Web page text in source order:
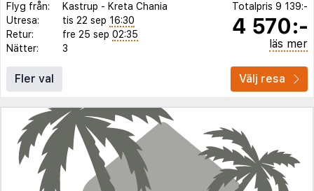
Flyg från: Kastrup - Kreta Chania
Utresa:
tis 22 sep 16:30
Retur:
fre 25 sep 02:35
Nätter:
3
Totalpris 9 139:-
4 570:-
läs mer
Fler val Välj resa